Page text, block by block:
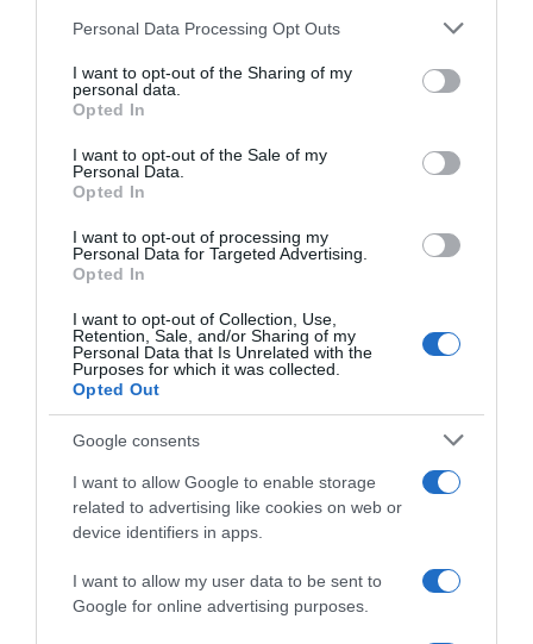
Please note that this website/app uses one or more Google
not limited to your visit or usage behaviour. You may click to
grant or deny consent to Google and its third-party tags to
use your data for below specified purposes in below Google
consent section.
Personal Data Processing Opt Outs
I want to opt-out of the Sharing of my
personal data.
Opted In
I want to opt-out of the Sale of my
Personal Data.
Opted In
I want to opt-out of processing my
Personal Data for Targeted Advertising.
Opted In
I want to opt-out of Collection, Use,
Retention, Sale, and/or Sharing of my
Personal Data that Is Unrelated with the
Purposes for which it was collected.
Opted Out
Google consents
I want to allow Google to enable storage
related to advertising like cookies on web or
device identifiers in apps.
I want to allow my user data to be sent to
Google for online advertising purposes.
Eljegyezték Rudolf Péter
Megszületett Szabados
RÚZS